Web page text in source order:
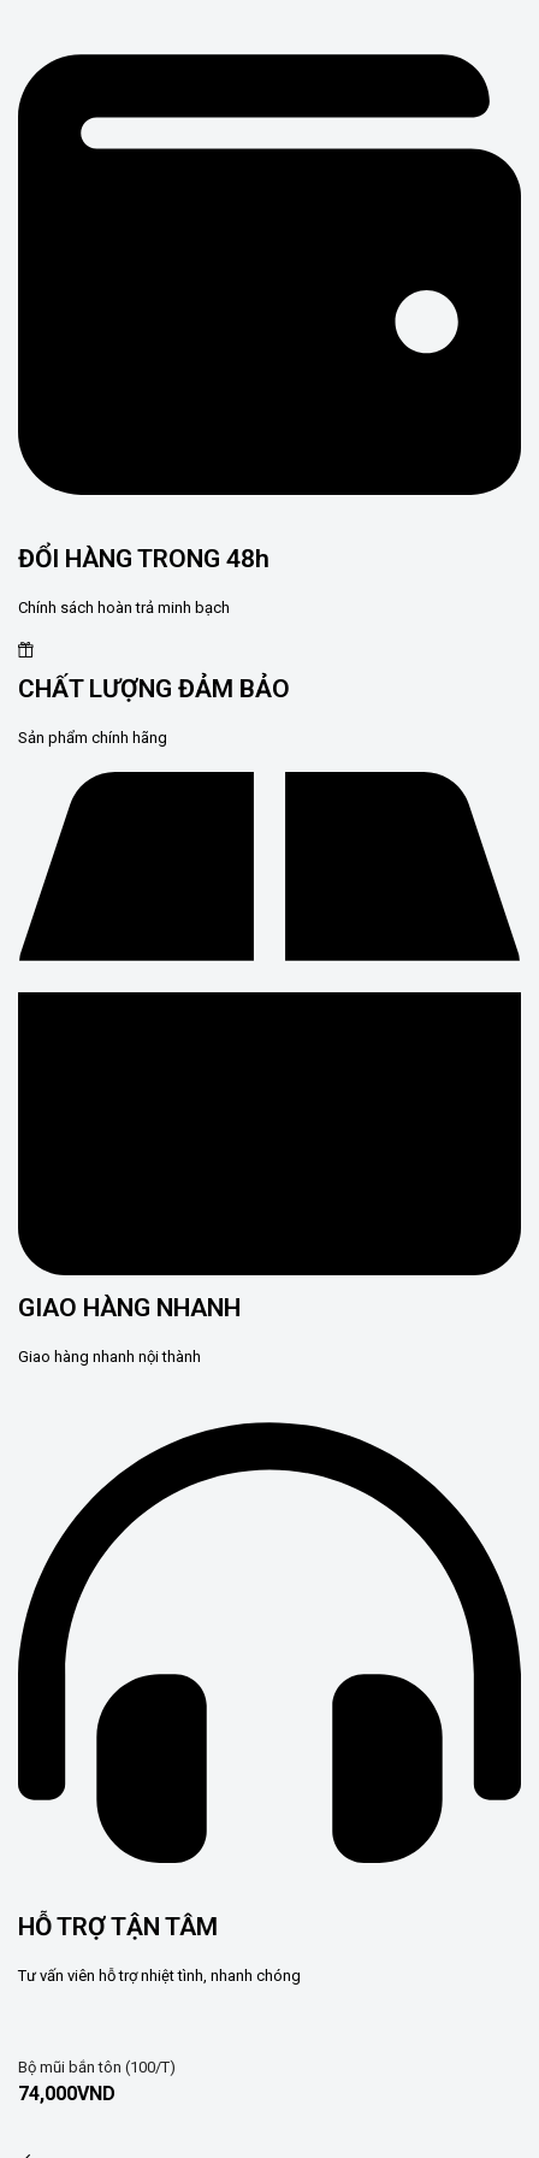
ĐỔI HÀNG TRONG 48h
Chính sách hoàn trả minh bạch
CHẤT LƯỢNG ĐẢM BẢO
Sản phẩm chính hãng
GIAO HÀNG NHANH
Giao hàng nhanh nội thành
HỖ TRỢ TẬN TÂM
Tư vấn viên hỗ trợ nhiệt tình, nhanh chóng
Bộ mũi bắn tôn (100/T)
74,000VND